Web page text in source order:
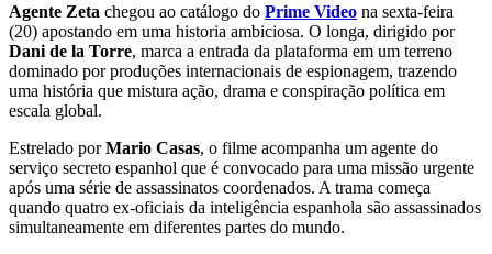
Agente Zeta chegou ao catálogo do Prime Video na sexta-feira
(20) apostando em uma historia ambiciosa. O longa, dirigido por
Dani de la Torre, marca a entrada da plataforma em um terreno
dominado por produções internacionais de espionagem, trazendo
uma história que mistura ação, drama e conspiração política em
escala global.
Estrelado porMario Casas, o filme acompanha um agente do
serviço secreto espanhol que é convocado para uma missão urgente
após uma série de assassinatos coordenados. A trama começa
quando quatro ex-oficiais da inteligência espanhola são assassinados
simultaneamente em diferentes partes do mundo.